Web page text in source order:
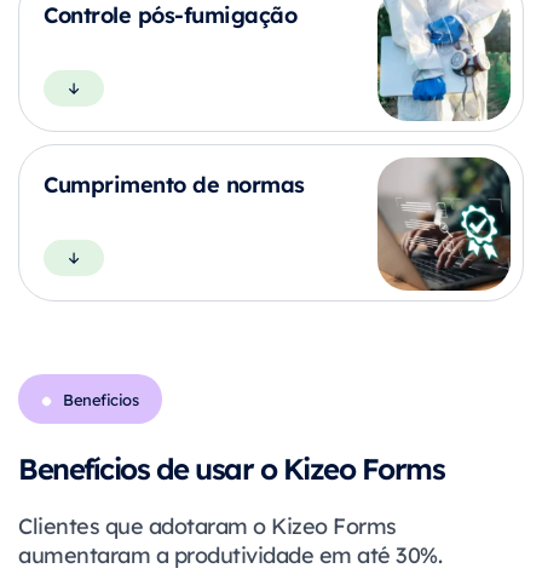
Controle pós-fumigação
Cumprimento de normas
Beneficios
Benefícios de usar o Kizeo Forms
Clientes que adotaram o Kizeo Forms
aumentaram a produtividade em até 30%.